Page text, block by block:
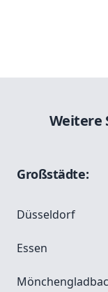
Weitere
Großstädte:
Düsseldorf
Essen